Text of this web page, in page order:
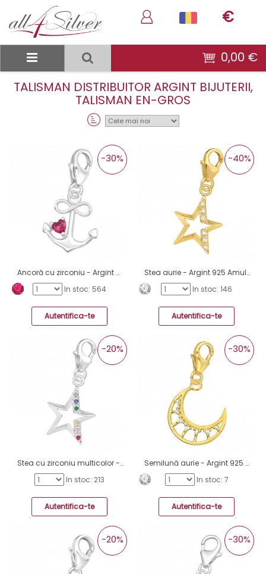
€
0,00 €
TALISMAN DISTRIBUITOR ARGINT BIJUTERII,
TALISMAN EN-GROS
Ancoră cu zirconiu - Argint 925 Amulete Cu Sistem De Închidere A4S45621
-30%
In stoc: 564
Autentifica-te
Stea aurie - Argint 925 Amulete Cu Sistem De Închidere A4S44526
-40%
In stoc: 146
Autentifica-te
Stea cu zirconiu multicolor - Argint 925 Amulete Cu Sistem De Închidere A4S44523
-20%
In stoc: 213
Autentifica-te
Semilună aurie - Argint 925 Amulete Cu Sistem De Închidere A4S44520
-30%
In stoc: 7
Autentifica-te
-20% -30%